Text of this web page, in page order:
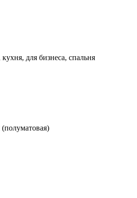
для бизнеса, спальня